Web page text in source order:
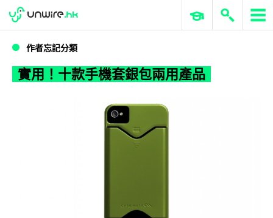
實用！十款手機套銀包兩用產品
WWDC 2026 ERP 與商業 AI
作者忘記分類
實用！十款手機套銀包兩用產品